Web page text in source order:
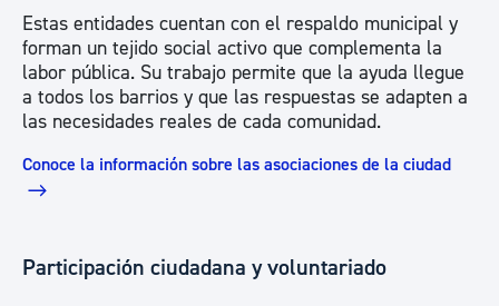
Estas entidades cuentan con el respaldo municipal y
forman un tejido social activo que complementa la
labor pública. Su trabajo permite que la ayuda llegue
a todos los barrios y que las respuestas se adapten a
las necesidades reales de cada comunidad.
Conoce la información sobre las asociaciones de la ciudad
Participación ciudadana y voluntariado